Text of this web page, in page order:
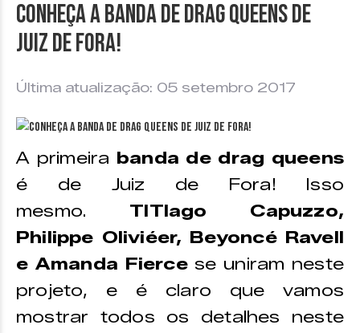
Conheça a banda de Drag Queens de
Juiz de Fora!
Última atualização: 05 setembro 2017
A primeira banda de drag queens
é de Juiz de Fora! Isso
mesmo. TITIago Capuzzo,
Philippe Oliviéer, Beyoncé Ravell
e Amanda Fierce se uniram neste
projeto, e é claro que vamos
mostrar todos os detalhes neste